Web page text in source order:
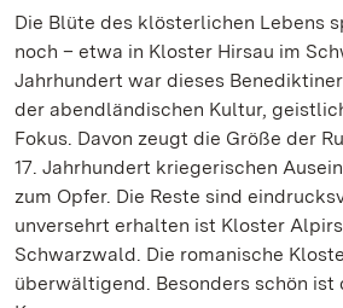
Die Blüte des klösterlichen Lebens
noch – etwa in Kloster Hirsau im
Jahrhundert war dieses
der abendländischen Kultur,
Fokus. Davon zeugt die Größe der
17. Jahrhundert kriegerischen
zum Opfer. Die Reste sind
unversehrt erhalten ist Kloster
Schwarzwald. Die romanische
überwältigend. Besonders schön ist